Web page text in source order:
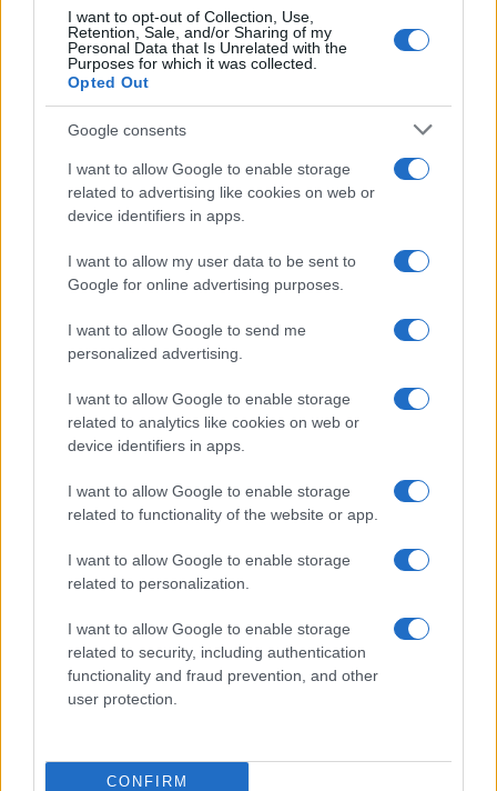
I want to opt-out of Collection, Use,
Retention, Sale, and/or Sharing of my
Personal Data that Is Unrelated with the
Purposes for which it was collected.
Opted Out
Google consents
I want to allow Google to enable storage
related to advertising like cookies on web or
device identifiers in apps.
I want to allow my user data to be sent to
Google for online advertising purposes.
I want to allow Google to send me
personalized advertising.
I want to allow Google to enable storage
related to analytics like cookies on web or
device identifiers in apps.
I want to allow Google to enable storage
related to functionality of the website or app.
I want to allow Google to enable storage
related to personalization.
I want to allow Google to enable storage
related to security, including authentication
functionality and fraud prevention, and other
user protection.
CONFIRM
micromobilità permettono gli ultimi chilometri senza
auto. Un promemoria finale: salvare le mappe
offline e i biglietti sul telefono evita stampe inutili e
rende il viaggio più fluido.
Beatrice Beretta
Beatrice Beretta, basata a Bologna, annotò
per la prima volta itinerari durante una notte al
rubriche sui viaggi urbani. In redazione
promuove reportage su mobilità sostenibile e
bolognesi come talismano professionale.